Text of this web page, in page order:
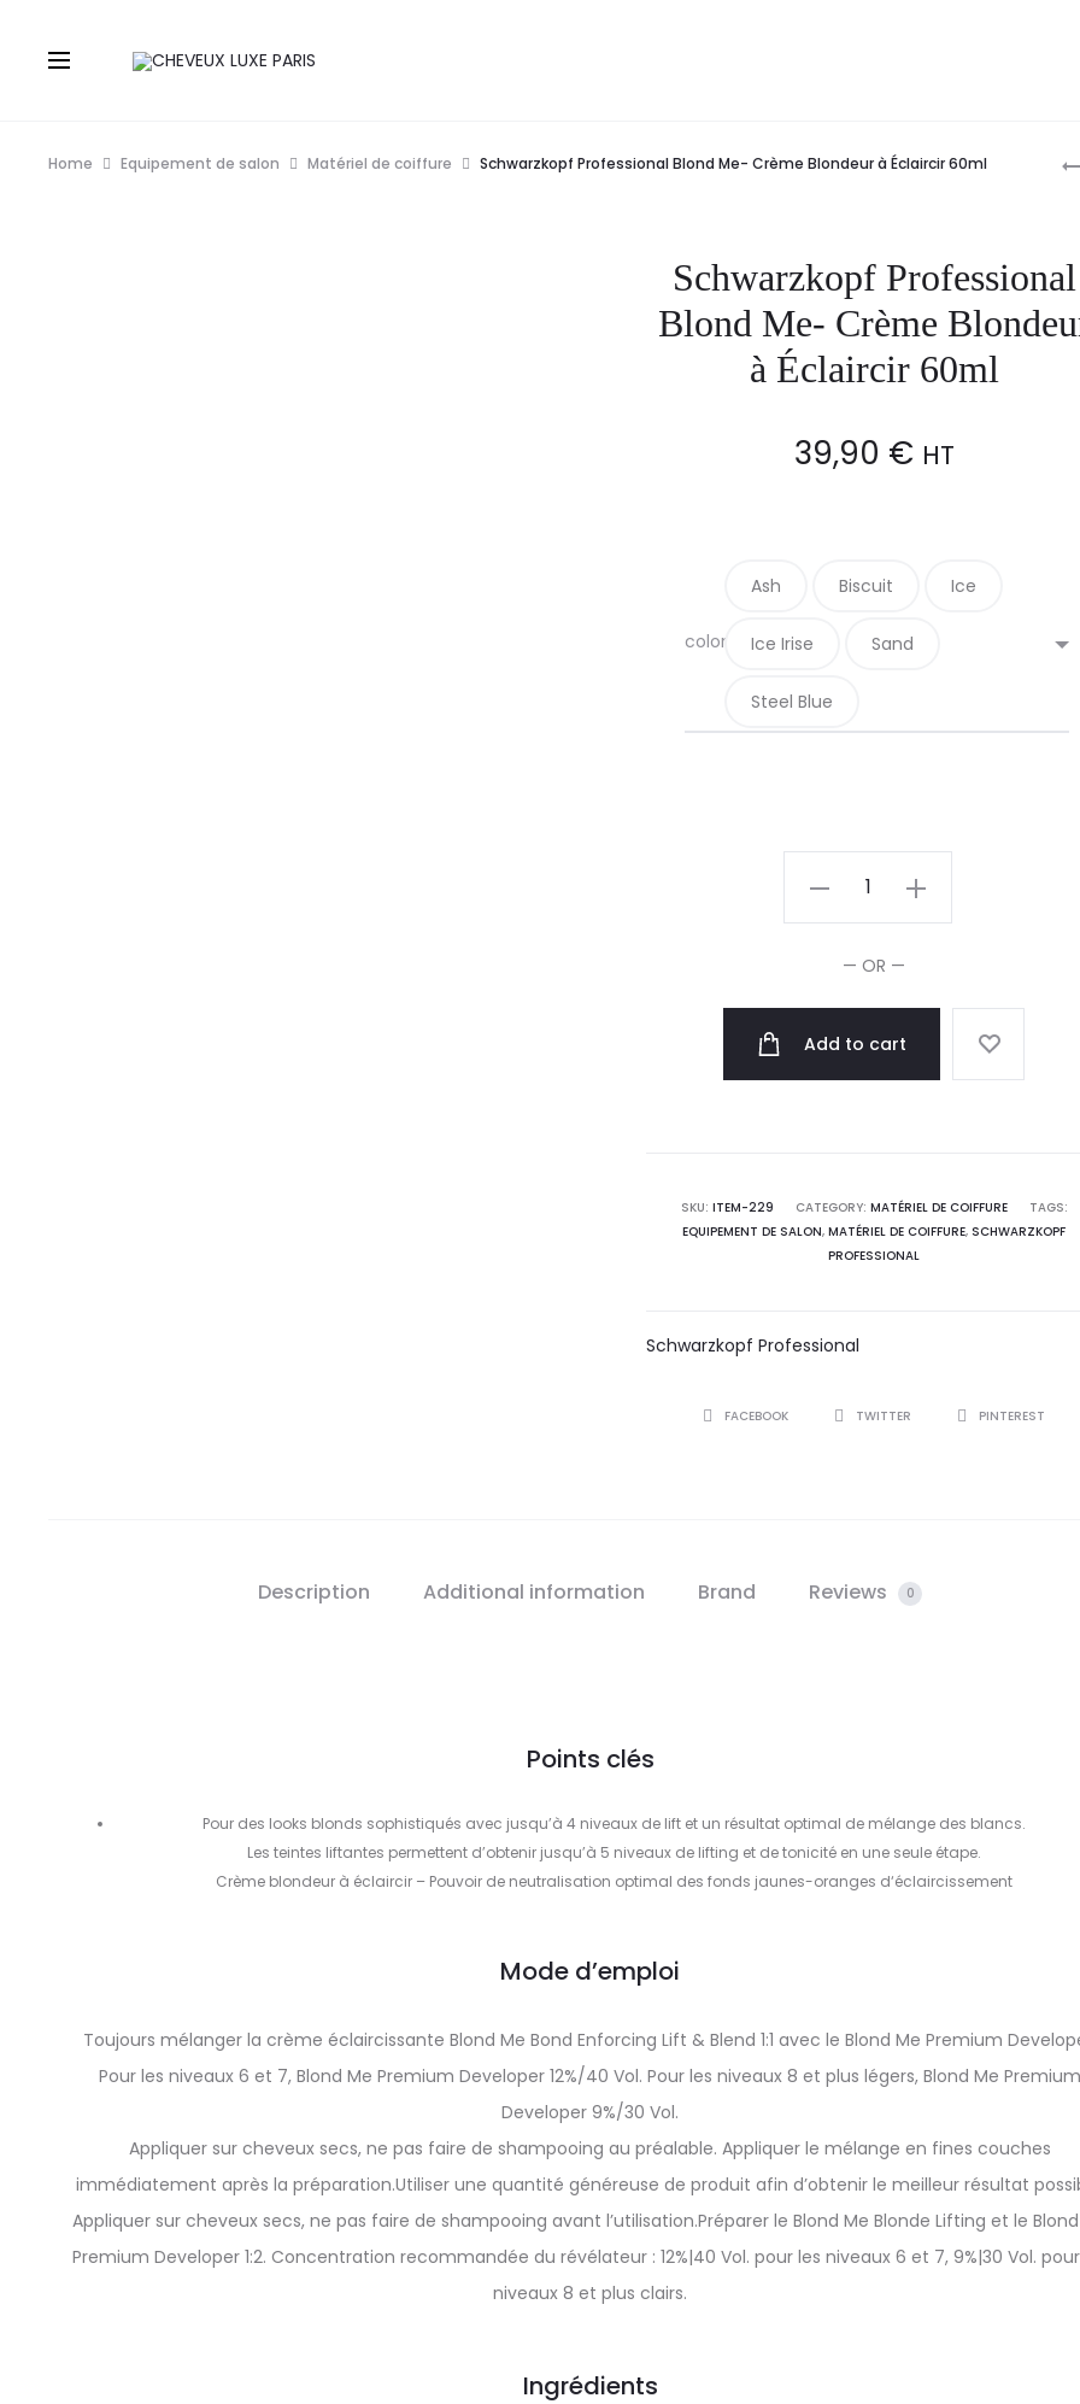
Home Equipement de salon Matériel de coiffure Schwarzkopf Professional Blond Me- Crème Blondeur à Éclaircir 60ml
Schwarzkopf Professional
Blond Me- Crème
à Éclaircir 60ml
39,90 € HT
color
Ash Biscuit Ice
Ice Irise Sand
Steel Blue
Schwarzkopf
Crème
Blondeur
à
— OR —
Add to cart
SKU: ITEM-229 CATEGORY: MATÉRIEL DE COIFFURE
TAGS:
EQUIPEMENT DE SALON,MATÉRIEL DE COIFFURE, SCHWARZKOPF
PROFESSIONAL
Schwarzkopf Professional
SHAREFACEBOOK TWITTER PINTEREST
Description Additional information Brand Reviews 0
Points clés
Pour des looks blonds sophistiqués avec jusqu’à 4 niveaux de lift et un résultat optimal de mélange des blancs.
Les teintes liftantes permettent d’obtenir jusqu’à 5 niveaux de lifting et de tonicité en une seule étape.
Crème blondeur à éclaircir – Pouvoir de neutralisation optimal des fonds jaunes-oranges d‘éclaircissement
Mode d’emploi
Toujours mélanger la crème éclaircissante Blond Me Bond Enforcing Lift & Blend 1:1 avec le Blond Me Premium
Pour les niveaux 6 et 7, Blond Me Premium Developer 12%/40 Vol. Pour les niveaux 8 et plus légers, Blond Me Premium
Developer 9%/30 Vol.
Appliquer sur cheveux secs, ne pas faire de shampooing au préalable. Appliquer le mélange en fines couches
immédiatement après la préparation.Utiliser une quantité généreuse de produit afin d’obtenir le meilleur résultat
Appliquer sur cheveux secs, ne pas faire de shampooing avant l’utilisation.Préparer le Blond Me Blonde Lifting et le
Premium Developer 1:2. Concentration recommandée du révélateur : 12%|40 Vol. pour les niveaux 6 et 7, 9%|30 Vol.
niveaux 8 et plus clairs.
Ingrédients